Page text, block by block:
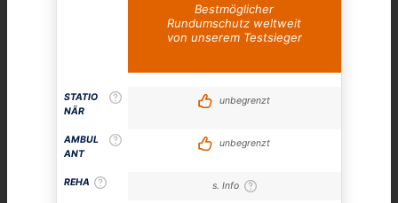
STATIO
NÄR
AMBUL
ANT
REHA
Bestmöglicher
Rundumschutz weltweit
von unserem Testsieger
unbegrenzt
unbegrenzt
s. Info